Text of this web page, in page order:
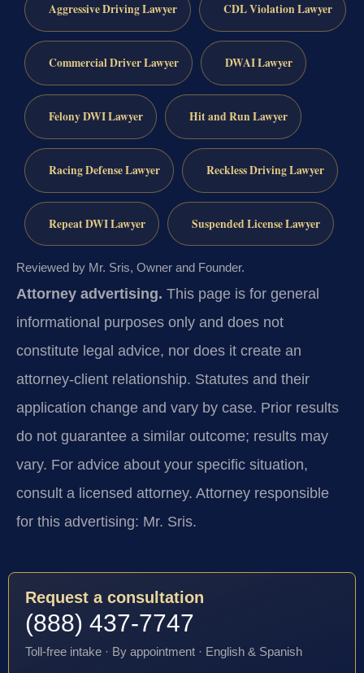
Aggressive Driving Lawyer CDL Violation Lawyer
Commercial Driver Lawyer DWAI Lawyer
Felony DWI Lawyer Hit and Run Lawyer
Racing Defense Lawyer Reckless Driving Lawyer
Repeat DWI Lawyer Suspended License Lawyer
Reviewed by Mr. Sris, Owner and Founder.
Attorney advertising. This page is for general
informational purposes only and does not
constitute legal advice, nor does it create an
attorney-client relationship. Statutes and their
application change and vary by case. Prior results
do not guarantee a similar outcome; results may
vary. For advice about your specific situation,
consult a licensed attorney. Attorney responsible
for this advertising: Mr. Sris.
Request a consultation
(888) 437-7747
Toll-free intake · By appointment · English & Spanish